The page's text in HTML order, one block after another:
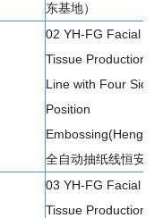
东基地）
02 YH-FG Facial
Tissue Production
Line with Four Sides
Position
Embossing(Hengan)
全自动抽纸线恒安
03 YH-FG Facial
Tissue Production